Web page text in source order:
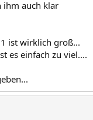
ihm auch klar
ist wirklich groß...
es einfach zu viel....